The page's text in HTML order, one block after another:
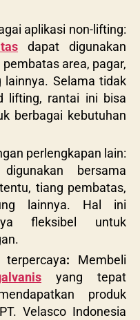
aplikasi non-lifting:
dapat digunakan
area, pagar,
lainnya. Selama tidak
lifting, rantai ini bisa
berbagai kebutuhan
perlengkapan lain:
bersama
tiang pembatas,
lainnya. Hal ini
fleksibel untuk
: Membeli
yang tepat
produk
Velasco Indonesia